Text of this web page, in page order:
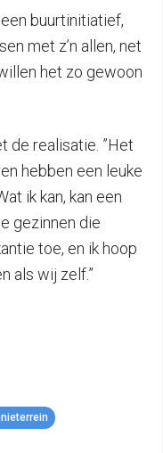
buurtinitiatief,
met z’n allen, net
het zo gewoon
de realisatie. ”Het
hebben een leuke
ik kan, kan een
gezinnen die
toe, en ik hoop
als wij zelf.”